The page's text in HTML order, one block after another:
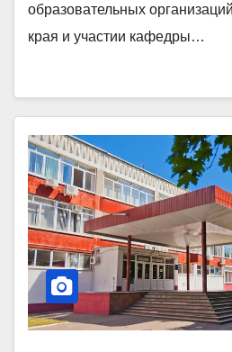
образовательных
края и участии кафедры…